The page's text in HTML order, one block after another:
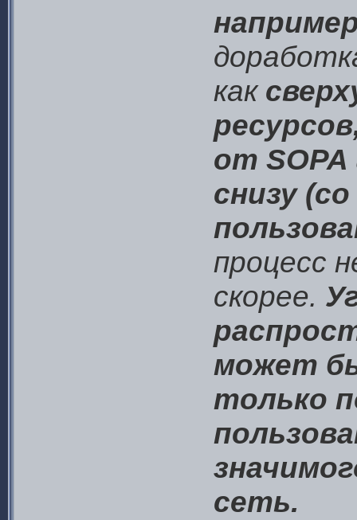
как
от
снизу
процесс
скорее.
может
только
сеть.